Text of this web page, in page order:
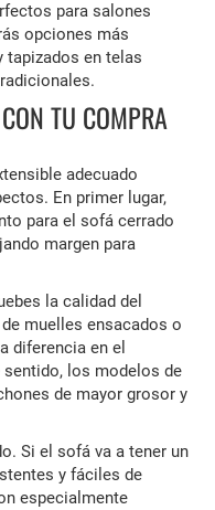
para salones
opciones más
tapizados en telas
TU COMPRA
adecuado
En primer lugar,
para el sofá cerrado
margen para
la calidad del
muelles ensacados o
diferencia en el
los modelos de
de mayor grosor y
Si el sofá va a tener un
y fáciles de
especialmente